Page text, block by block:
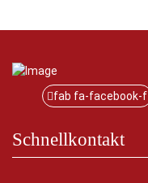
fab fa-facebook-f
Schnellkontakt